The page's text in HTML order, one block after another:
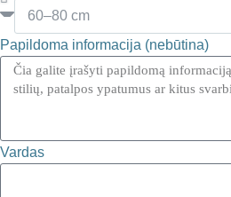
Papildoma informacija (nebūtina)
Vardas